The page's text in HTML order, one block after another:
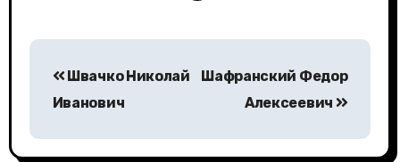
по
записям
Швачко Николай
Иванович
Шафранский Федор
Алексеевич